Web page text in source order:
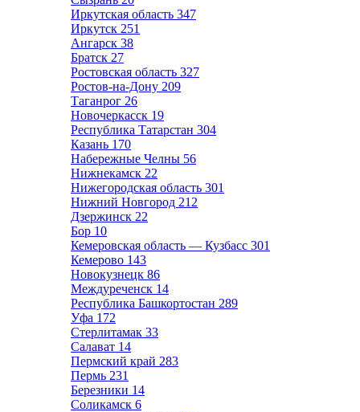
Иркутская область 347
Иркутск 251
Ангарск 38
Братск 27
Ростовская область 327
Ростов-на-Дону 209
Таганрог 26
Новочеркасск 19
Республика Татарстан 304
Казань 170
Набережные Челны 56
Нижнекамск 22
Нижегородская область 301
Нижний Новгород 212
Дзержинск 22
Бор 10
Кемеровская область — Кузбасс 301
Кемерово 143
Новокузнецк 86
Междуреченск 14
Республика Башкортостан 289
Уфа 172
Стерлитамак 33
Салават 14
Пермский край 283
Пермь 231
Березники 14
Соликамск 6